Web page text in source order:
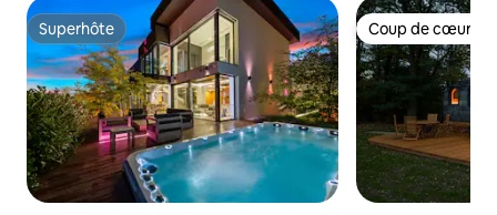
Superhôte
Superhôte Coup de cœur
Coup de cœur